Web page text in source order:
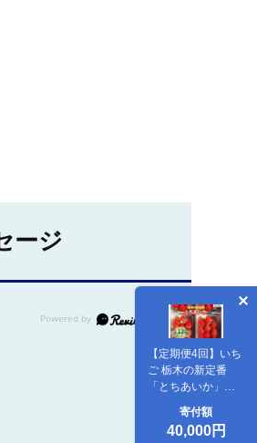
【定期便4回】いち
ご 栃木の新定番
「とちあいか」
澳原いちご農園 栃
木県 矢板市
寄付額
40,000円
ージ